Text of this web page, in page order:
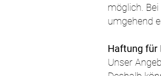
möglich.
umgehend
Haftung für
Unser